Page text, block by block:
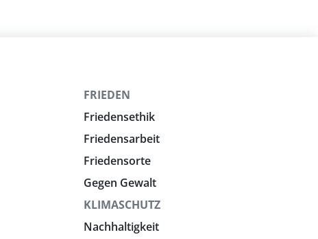
FRIEDEN
Friedensethik
Friedensarbeit
Friedensorte
Gegen Gewalt
KLIMASCHUTZ
Nachhaltigkeit